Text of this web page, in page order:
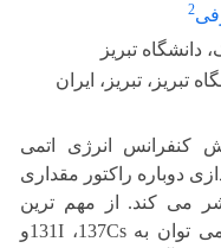
2
تبریز
تبریز، تبریز، ایران
کنفرانس انرژی اتمی
زمان راه اندازی دوباره راکتور مقداری
می کند. از مهم ترین
عناصر منتشر شده در این نیروگاه، می توان به 131I ،137Csو